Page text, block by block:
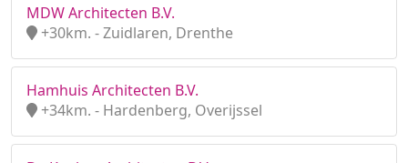
MDW Architecten B.V.
+30km. - Zuidlaren, Drenthe
Hamhuis Architecten B.V.
+34km. - Hardenberg, Overijssel